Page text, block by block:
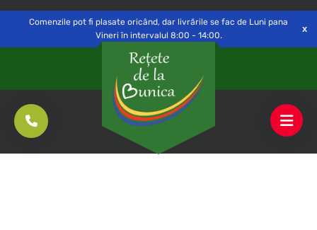
Delivery toSăvinești, NT Switch Open
Comenzile pot fi plasate oricând, dar livrările se fac de Luni pana
Vineri în intervalul 8:00 - 14:00.